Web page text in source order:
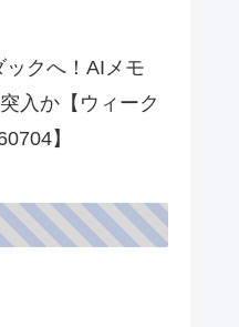
クへ！AIメモ
入か【ウィーク
】